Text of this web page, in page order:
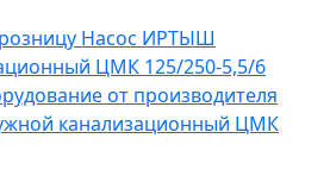
канализационный ЦМК